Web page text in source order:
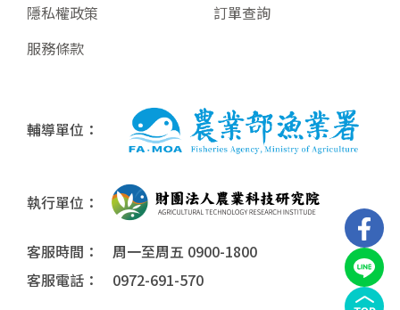
隱私權政策
服務條款
訂單查詢
輔導單位：
執行單位：
客服時間： 周一至周五 0900-1800
客服電話： 0972-691-570